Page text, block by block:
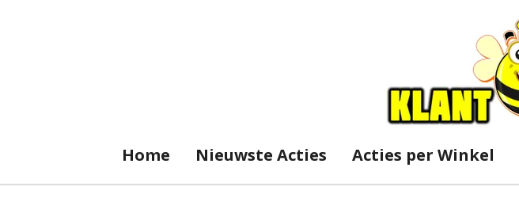
Home Nieuwste Acties Acties per Winkel